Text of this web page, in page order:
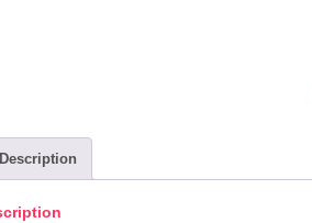
Description